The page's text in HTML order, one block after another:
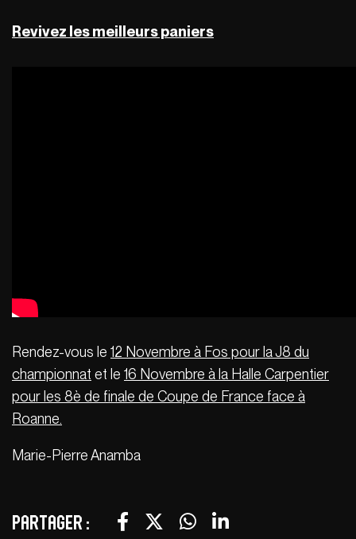
Revivez les meilleurs paniers
Rendez-vous le 12 Novembre à Fos pour la J8 du
championnat et le 16 Novembre à la Halle Carpentier
pour les 8è de finale de Coupe de France face à
Roanne.
Marie-Pierre Anamba
Partager :